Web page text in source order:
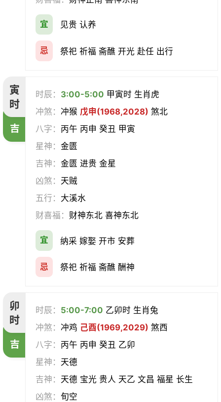
会亲友
入学
断蚁 归岫 修坟
除服 移柩
宜 见贵 认养
忌 祭祀 祈福 斋醮 开光 赴任 出行
寅
时
吉
时辰： 3:00-5:00 甲寅时 生肖虎
冲煞：冲猴 戊申(1968,2028) 煞北
八字： 丙午 丙申 癸丑 甲寅
星神：金匮
吉神：金匮 进贵 金星
凶煞： 天贼
五行： 大溪水
财喜福： 财神东北 喜神东北
宜 纳采 嫁娶 开市 安葬
忌 祭祀 祈福 斋醮 酬神
卯
时
吉
时辰： 5:00-7:00 乙卯时 生肖兔
冲煞：冲鸡 己酉(1969,2029) 煞西
八字： 丙午 丙申 癸丑 乙卯
星神： 天德
吉神： 天德 宝光 贵人 天乙 文昌 福星 长生
凶煞：旬空